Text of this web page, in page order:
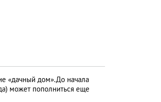
«дачный дом».До начала
может пополниться еще